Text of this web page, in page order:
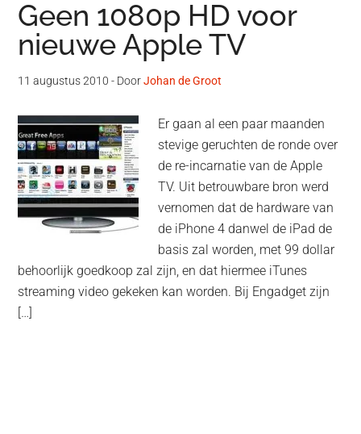
Geen 1080p HD voor
nieuwe Apple TV
11 augustus 2010 - DoorJohan de Groot
Er gaan al een paar maanden
stevige geruchten de ronde over
de re-incarnatie van de Apple
TV. Uit betrouwbare bron werd
vernomen dat de hardware van
de iPhone 4 danwel de iPad de
basis zal worden, met 99 dollar
behoorlijk goedkoop zal zijn, en dat hiermee iTunes
streaming video gekeken kan worden. Bij Engadget zijn
[…]